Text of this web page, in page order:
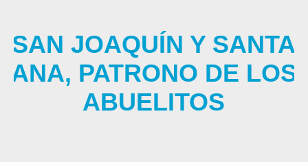
SAN JOAQUÍN Y SANTA
ANA, PATRONO DE LOS
ABUELITOS